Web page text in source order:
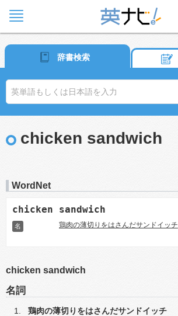
辞書検索
chicken sandwich
WordNet
chicken sandwich
名 鶏肉の薄切りをはさんだサンドイッチ
chicken sandwich
名詞
鶏肉の薄切りをはさんだサンドイッチ